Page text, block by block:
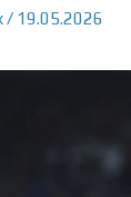
/ 19.05.2026